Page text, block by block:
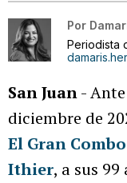
Por
Periodista
San Juan-
diciembre de
El Gran
Ithier, a sus